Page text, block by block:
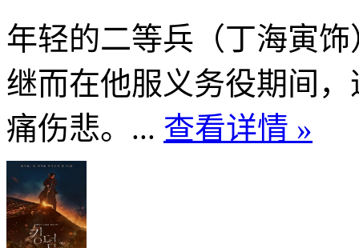
年轻的二等兵（丁海寅
继而在他服义务役期间
痛伤悲。... 查看详情 »